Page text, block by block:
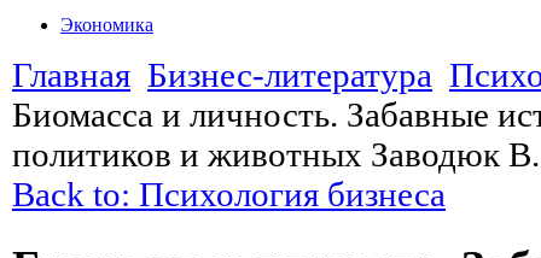
Экономика
Главная Бизнес-литература
Биомасса и личность. Забавные
политиков и животных Заводюк
Back to: Психология бизнеса